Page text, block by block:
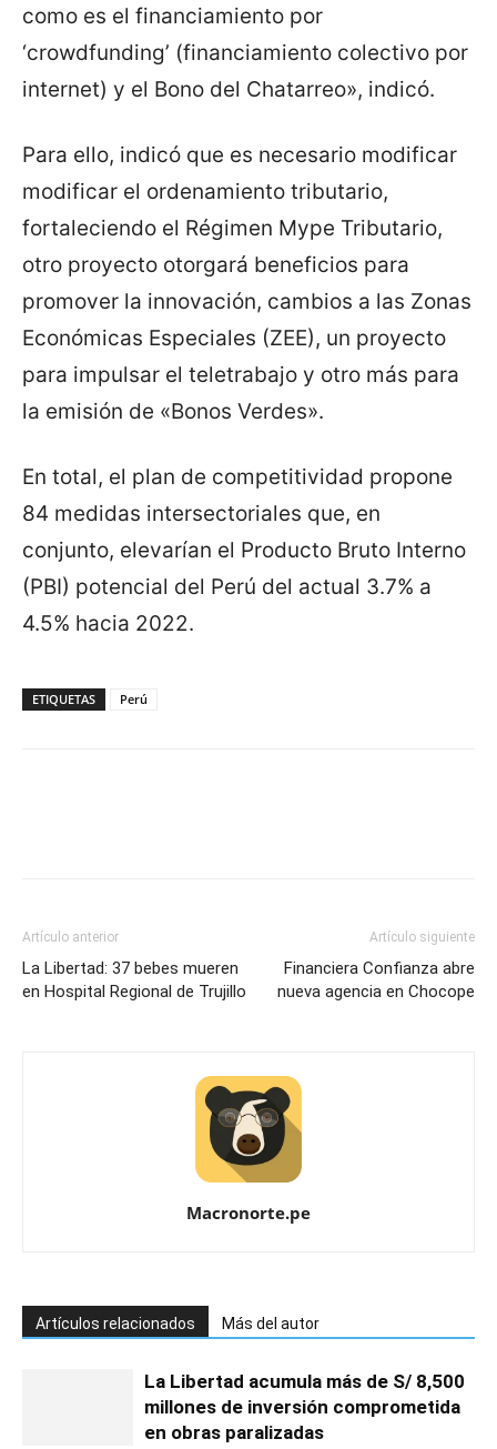
como es el financiamiento por
‘crowdfunding’ (financiamiento colectivo por
internet) y el Bono del Chatarreo», indicó.
Para ello, indicó que es necesario modificar
modificar el ordenamiento tributario,
fortaleciendo el Régimen Mype Tributario,
otro proyecto otorgará beneficios para
promover la innovación, cambios a las Zonas
Económicas Especiales (ZEE), un proyecto
para impulsar el teletrabajo y otro más para
la emisión de «Bonos Verdes».
En total, el plan de competitividad propone
84 medidas intersectoriales que, en
conjunto, elevarían el Producto Bruto Interno
(PBI) potencial del Perú del actual 3.7% a
4.5% hacia 2022.
ETIQUETAS Perú
Artículo anterior
La Libertad: 37 bebes mueren
en Hospital Regional de Trujillo
Artículo siguiente
Financiera Confianza abre
nueva agencia en Chocope
Macronorte.pe
Artículos relacionados Más del autor
La Libertad acumula más de S/ 8,500
millones de inversión comprometida
en obras paralizadas